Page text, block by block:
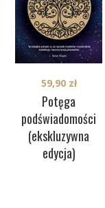
Potęga
podświadomości
(ekskluzywna
edycja)
59,90 zł